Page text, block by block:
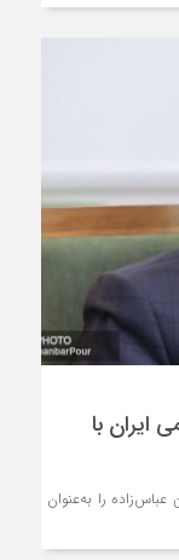
ایران با
را به‌عنوان